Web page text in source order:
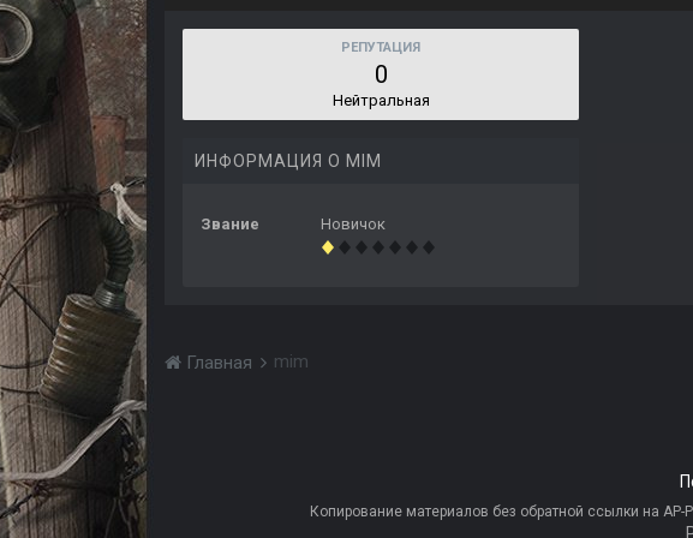
РЕПУТАЦИЯ
0
Нейтральная
ИНФОРМАЦИЯ О MIM
Звание Новичок
Главная mim
Копирование материалов без обратной ссылки на AP-